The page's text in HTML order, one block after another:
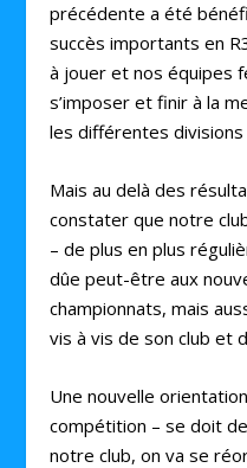
précédente a été
succès importants en
à jouer et nos équipes
s’imposer et finir à la
les différentes
Mais au delà des
constater que notre
– de plus en plus
dûe peut-être aux
championnats, mais
vis à vis de son club et
Une nouvelle
compétition – se doit
notre club, on va se